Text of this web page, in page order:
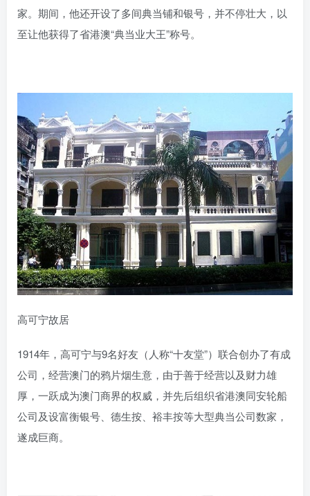
家。期间，他还开设了多间典当铺和银号，并不停壮大，以
至让他获得了省港澳“典当业大王”称号。
高可宁故居
1914年，高可宁与9名好友（人称“十友堂”）联合创办了有成
公司，经营澳门的鸦片烟生意，由于善于经营以及财力雄
厚，一跃成为澳门商界的权威，并先后组织省港澳同安轮船
公司及设富衡银号、德生按、裕丰按等大型典当公司数家，
遂成巨商。